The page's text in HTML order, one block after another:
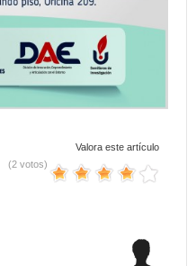
Valora este artículo
(2 votos)